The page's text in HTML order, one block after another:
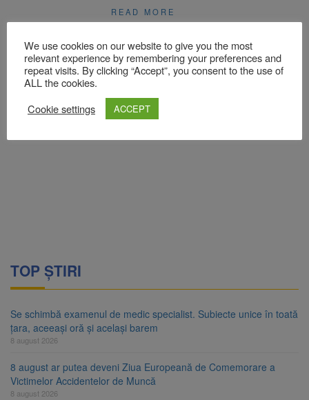
READ MORE
TOP ȘTIRI
Se schimbă examenul de medic specialist. Subiecte unice în toată
țara, aceeași oră și același barem
8 august 2026
8 august ar putea deveni Ziua Europeană de Comemorare a
Victimelor Accidentelor de Muncă
8 august 2026
We use cookies on our website to give you the most
relevant experience by remembering your preferences and
repeat visits. By clicking “Accept”, you consent to the use of
ALL the cookies.
Cookie settings
ACCEPT